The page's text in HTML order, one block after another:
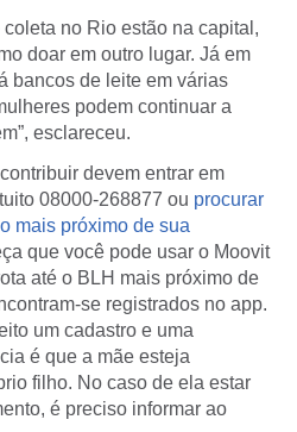
no Rio estão na capital,
doar em outro lugar. Já em
bancos de leite em várias
podem continuar a
esclareceu.
devem entrar em
08000-268877 ou procurar
mais próximo de sua
que você pode usar o Moovit
até o BLH mais próximo de
se registrados no app.
um cadastro e uma
é que a mãe esteja
filho. No caso de ela estar
é preciso informar ao